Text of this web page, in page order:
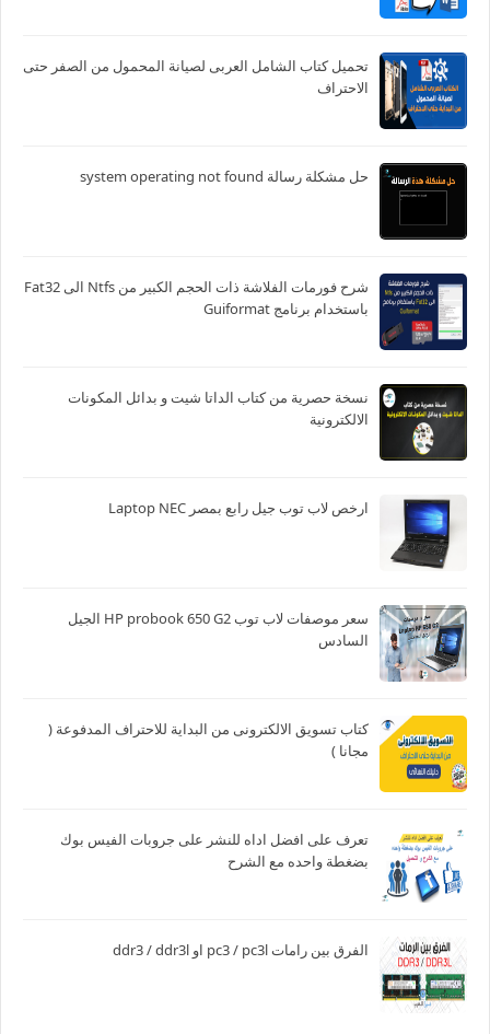
تحميل كتاب الشامل العربى لصيانة المحمول من الصفر حتى
الاحتراف
حل مشكلة رسالة system operating not found
شرح فورمات الفلاشة ذات الحجم الكبير من Ntfs الى Fat32
باستخدام برنامج Guiformat
نسخة حصرية من كتاب الداتا شيت و بدائل المكونات
الالكترونية
ارخص لاب توب جيل رابع بمصر Laptop NEC
سعر موصفات لاب توب HP probook 650 G2 الجيل
السادس
كتاب تسويق الالكترونى من البداية للاحتراف المدفوعة (
مجانا )
تعرف على افضل اداه للنشر على جروبات الفيس بوك
بضغطة واحده مع الشرح
الفرق بين رامات pc3 / pc3l او ddr3 / ddr3l